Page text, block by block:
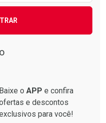
Baixe o APP e confira
e descontos
para você!